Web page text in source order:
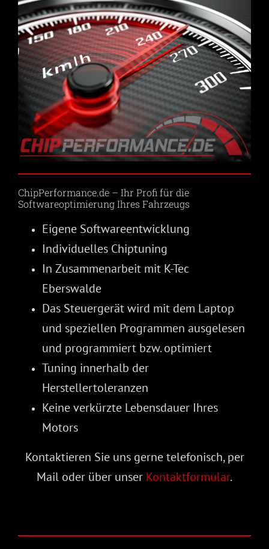
ChipPerformance.de – Ihr Profi für die
Softwareoptimierung Ihres Fahrzeugs
Eigene Softwareentwicklung
Individuelles Chiptuning
In Zusammenarbeit mit K-Tec
Eberswalde
Das Steuergerät wird mit dem Laptop
und speziellen Programmen ausgelesen
und programmiert bzw. optimiert
Tuning innerhalb der
Herstellertoleranzen
Keine verkürzte Lebensdauer Ihres
Motors
Kontaktieren Sie uns gerne telefonisch, per
Mail oder über unser Kontaktformular.